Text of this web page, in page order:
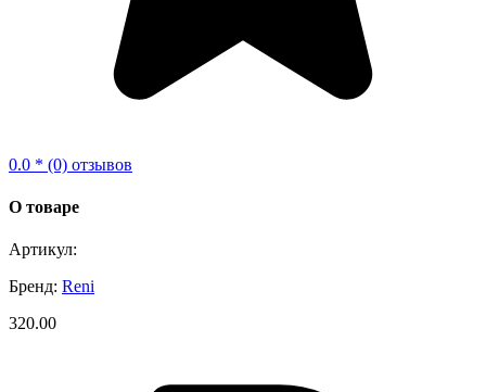
0.0 * (0) отзывов
О товаре
Артикул:
Бренд: Reni
320.00